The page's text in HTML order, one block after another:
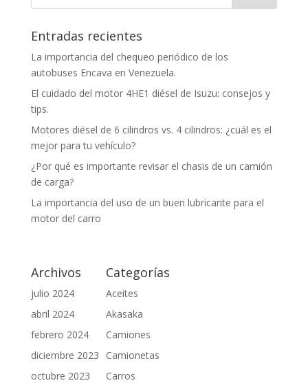
Entradas recientes
La importancia del chequeo periódico de los
autobuses Encava en Venezuela.
El cuidado del motor 4HE1 diésel de Isuzu: consejos y
tips.
Motores diésel de 6 cilindros vs. 4 cilindros: ¿cuál es el
mejor para tu vehículo?
¿Por qué es importante revisar el chasis de un camión
de carga?
La importancia del uso de un buen lubricante para el
motor del carro
Archivos
julio 2024
abril 2024
febrero 2024
diciembre 2023
octubre 2023
Categorías
Aceites
Akasaka
Camiones
Camionetas
Carros